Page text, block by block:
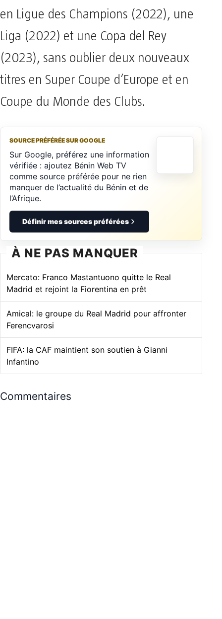
en Ligue des Champions (2022), une
Liga (2022) et une Copa del Rey
(2023), sans oublier deux nouveaux
titres en Super Coupe d’Europe et en
Coupe du Monde des Clubs.
SOURCE PRÉFÉRÉE SUR GOOGLE
Sur Google, préférez une information
vérifiée : ajoutez Bénin Web TV
comme source préférée pour ne rien
manquer de l’actualité du Bénin et de
l’Afrique.
Définir mes sources préférées
À NE PAS MANQUER
Mercato: Franco Mastantuono quitte le Real
Madrid et rejoint la Fiorentina en prêt
Amical: le groupe du Real Madrid pour affronter
Ferencvarosi
FIFA: la CAF maintient son soutien à Gianni
Infantino
Commentaires